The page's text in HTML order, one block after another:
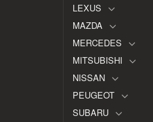
LEXUS
MAZDA
MERCEDES
MITSUBISHI
NISSAN
PEUGEOT
SUBARU